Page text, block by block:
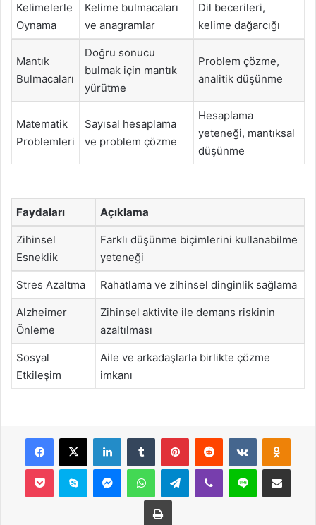
Kelimelerle
Oynama
Kelime bulmacaları
ve anagramlar
Dil becerileri,
kelime dağarcığı
Mantık
Bulmacaları
Doğru sonucu
bulmak için mantık
yürütme
Problem çözme,
analitik düşünme
Matematik
Problemleri
Sayısal hesaplama
ve problem çözme
Hesaplama
yeteneği, mantıksal
düşünme
Faydaları Açıklama
Zihinsel
Esneklik
Farklı düşünme biçimlerini kullanabilme
yeteneği
Stres Azaltma Rahatlama ve zihinsel dinginlik sağlama
Alzheimer
Önleme
Zihinsel aktivite ile demans riskinin
azaltılması
Sosyal
Etkileşim
Aile ve arkadaşlarla birlikte çözme
imkanı
Facebook
X LinkedInTumblr PinterestReddit VKontakte
Pocket Skype MessengerWhatsAppTelegramViber Line E-Posta ile
Yazdır